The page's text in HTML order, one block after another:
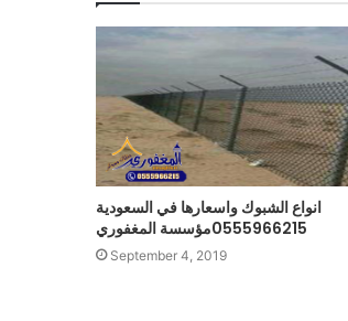
انواع الشبوك واسعارها في السعودية
0555966215مؤسسة المغفوري
September 4, 2019